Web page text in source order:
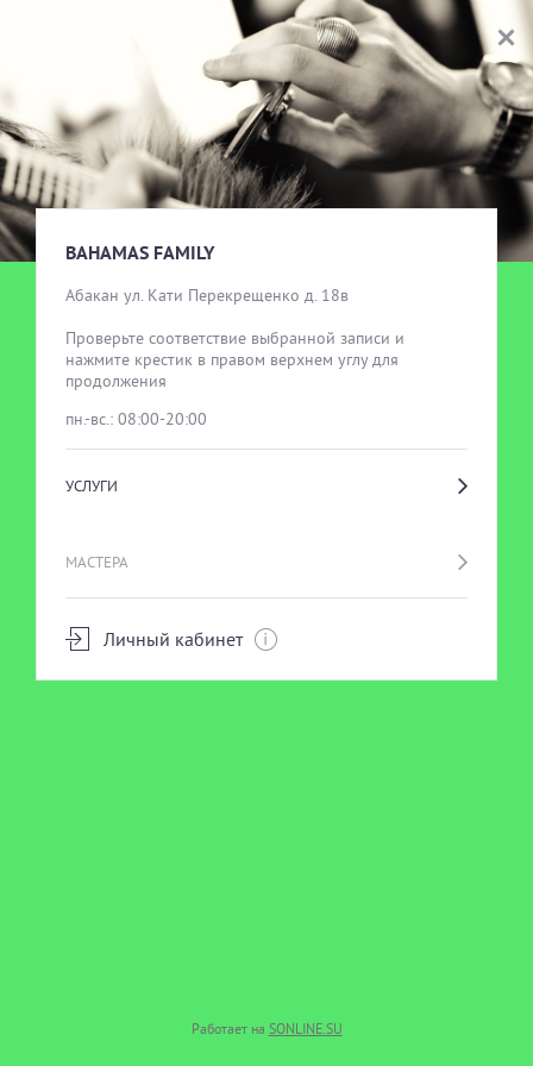
BAHAMAS FAMILY
Абакан ул. Кати Перекрещенко д. 18в
Проверьте соответствие выбранной записи и
нажмите крестик в правом верхнем углу для
продолжения
пн.-вс.: 08:00-20:00
УСЛУГИ
МАСТЕРА
Личный кабинет
Работает на SONLINE.SU
BAHAMAS FAMILY
ВЫБОР УСЛУГИ